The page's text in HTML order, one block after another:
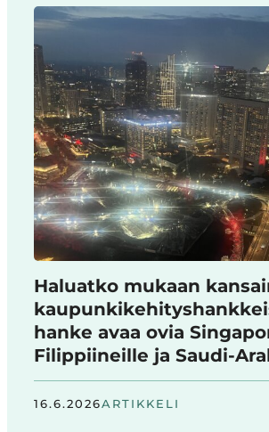
Haluatko mukaan
hanke avaa ovia
Filippiineille ja Saudi-
16.6.2026ARTIKKELI